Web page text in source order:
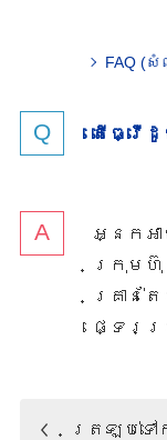
FAQ (
តើធ្វើ
អ្នកអា
ក្រុមហ៊ុ
គ្រាន់
ផ្ទេរប្
ត្រឡប់​ទៅ​